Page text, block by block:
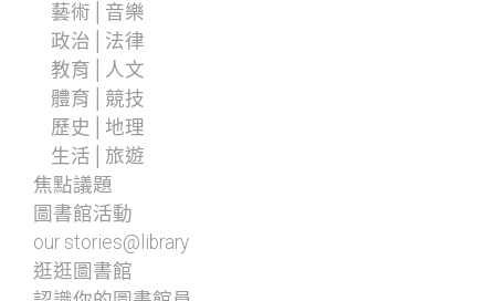
藝術│音樂
政治│法律
教育│人文
體育│競技
歷史│地理
生活│旅遊
焦點議題
圖書館活動
our stories@library
逛逛圖書館